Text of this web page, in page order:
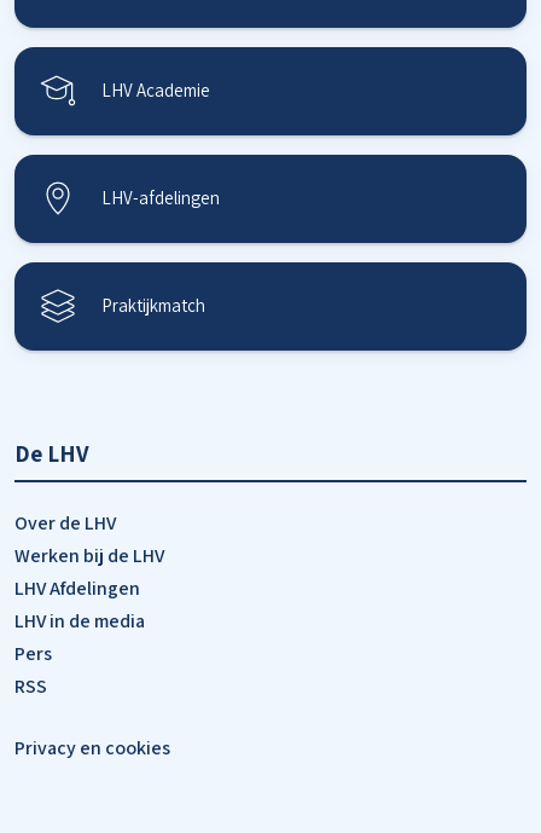
LHV Academie
LHV-afdelingen
Praktijkmatch
De LHV
Over de LHV
Werken bij de LHV
LHV Afdelingen
LHV in de media
Pers
RSS
Privacy en cookies